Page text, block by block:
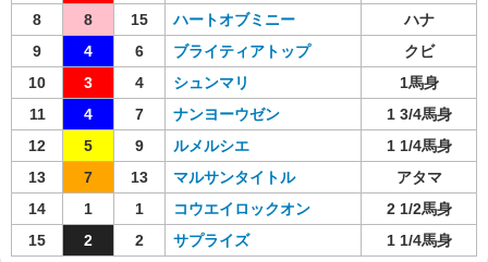
8
8 15 ハートオブミニー
ハナ
9
4 6 ブライティアトップ
クビ
10
3 4 シュンマリ
1馬身
11
4 7 ナンヨーウゼン
1 3/4馬身
12
5 9 ルメルシエ
1 1/4馬身
13
7 13 マルサンタイトル
アタマ
14
1 1 コウエイロックオン
2 1/2馬身
15
2 2 サプライズ 1 1/4馬身